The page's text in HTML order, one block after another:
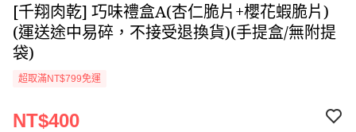
[千翔肉乾] 巧味禮盒A(杏仁脆片+櫻花蝦脆片)
(運送途中易碎，不接受退換貨)(手提盒/無附提
袋)
超取滿NT$799免運
NT$400